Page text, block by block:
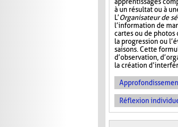
apprentissages
à un résultat ou à
L’Organisateur de
l’information de
cartes ou de photos
la progression ou
saisons. Cette
d’observation,
la création
Réflexion